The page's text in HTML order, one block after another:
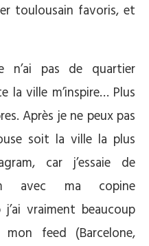
toulousain favoris, et
n’ai pas de quartier
la ville m’inspire… Plus
Après je ne peux pas
soit la ville la plus
car j’essaie de
avec ma copine
vraiment beaucoup
feed (Barcelone,